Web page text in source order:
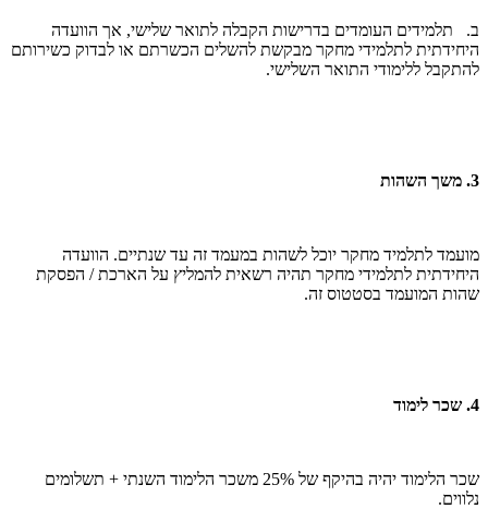
ב. תלמידים העומדים בדרישות הקבלה לתואר שלישי, אך הוועדה
היחידתית לתלמידי מחקר מבקשת להשלים הכשרתם או לבדוק כשירותם
להתקבל ללימודי התואר השלישי.
3. משך השהות
מועמד לתלמיד מחקר יוכל לשהות במעמד זה עד שנתיים. הוועדה
היחידתית לתלמידי מחקר תהיה רשאית להמליץ על הארכת / הפסקת
שהות המועמד בסטטוס זה.
4. שכר לימוד
שכר הלימוד יהיה בהיקף של 25% משכר הלימוד השנתי + תשלומים
נלווים.